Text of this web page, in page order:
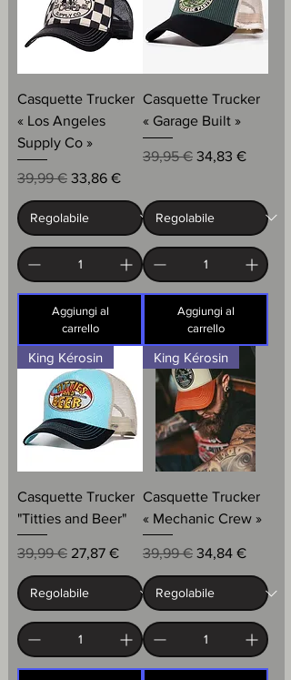
Casquette Trucker
« Los Angeles
Supply Co »
Prezzo regolare
39,99 € Prezzo scontato
33,86 €
Aggiungi al
carrello
Casquette Trucker
« Garage Built »
Prezzo regolare
39,95 € Prezzo scontato
34,83 €
Aggiungi al
carrello
King Kérosin
Casquette Trucker
"Titties and Beer"
Prezzo regolare
39,99 € Prezzo scontato
27,87 €
King Kérosin
Casquette Trucker
« Mechanic Crew »
Prezzo regolare
39,99 € Prezzo scontato
34,84 €